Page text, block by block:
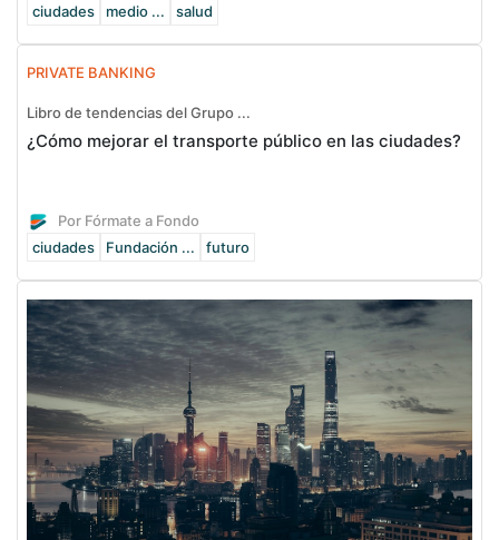
ciudades
medio ... salud
PRIVATE BANKING
Libro de tendencias del Grupo ...
¿Cómo mejorar el transporte público en las ciudades?
Por Fórmate a Fondo
ciudades
Fundación ... futuro